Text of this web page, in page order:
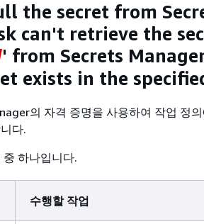
the secret from
can't retrieve the
' from Secrets
exists in the
의 자격 증명을 사용하여 작업 정
다.
하나입니다.
수행할 작업